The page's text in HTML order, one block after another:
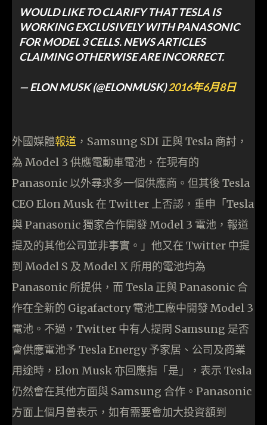
WOULD LIKE TO CLARIFY THAT TESLA IS
WORKING EXCLUSIVELY WITH PANASONIC
FOR MODEL 3 CELLS. NEWS ARTICLES
CLAIMING OTHERWISE ARE INCORRECT.
— ELON MUSK (@ELONMUSK)2016年6月8日
外國媒體報道 ，Samsung SDI 正與 Tesla 商討，
為 Model 3 供應電動車電池，在現有的
Panasonic 以外尋求多一個供應商。但其後 Tesla
CEO Elon Musk 在 Twitter 上否認，重申「Tesla
與 Panasonic 獨家合作開發 Model 3 電池，報道
提及的其他公司並非事實。」他又在 Twitter 中提
到 Model S 及 Model X 所用的電池均為
Panasonic 所提供，而 Tesla 正與 Panasonic 合
作在全新的 Gigafactory 電池工廠中開發 Model 3
電池。不過，Twitter 中有人提問 Samsung 是否
會供應電池予 Tesla Energy 予家居、公司及商業
用途時，Elon Musk 亦回應指「是」，表示 Tesla
仍然會在其他方面與 Samsung 合作。Panasonic
方面上個月曾表示，如有需要會加大投資額到